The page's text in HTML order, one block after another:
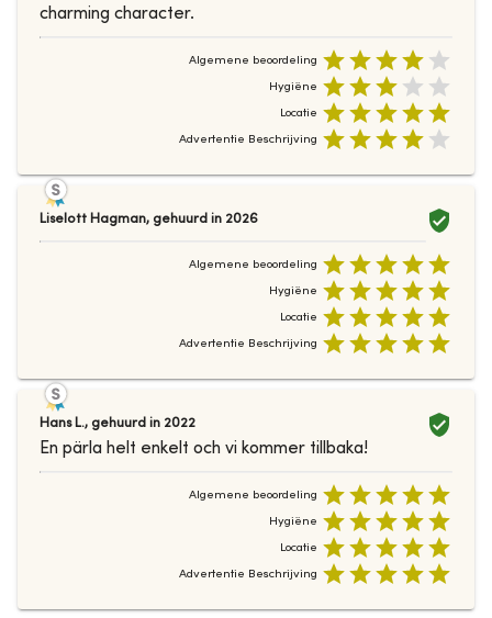
charming character.
Algemene beoordeling
Hygiëne
Locatie
Advertentie Beschrijving
Liselott Hagman, gehuurd in 2026
Algemene beoordeling
Hygiëne
Locatie
Advertentie Beschrijving
Hans L., gehuurd in 2022
En pärla helt enkelt och vi kommer tillbaka!
Algemene beoordeling
Hygiëne
Locatie
Advertentie Beschrijving